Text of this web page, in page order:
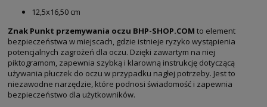
12,5x16,50 cm
Znak Punkt przemywania oczu BHP-SHOP.COM to element
bezpieczeństwa w miejscach, gdzie istnieje ryzyko wystąpienia
potencjalnych zagrożeń dla oczu. Dzięki zawartym na niej
piktogramom, zapewnia szybką i klarowną instrukcję dotyczącą
używania płuczek do oczu w przypadku nagłej potrzeby. Jest to
niezawodne narzędzie, które podnosi świadomość i zapewnia
bezpieczeństwo dla użytkowników.